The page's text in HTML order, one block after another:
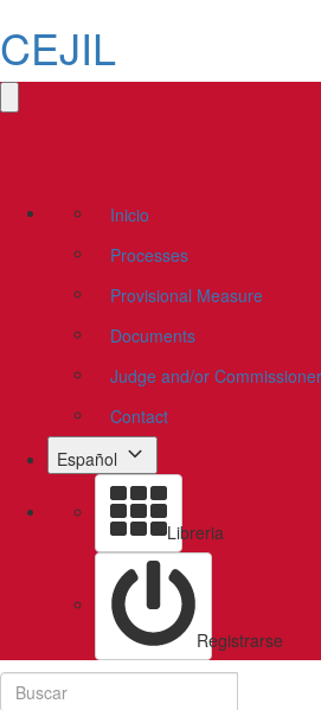
CEJIL
Inicio
Processes
Provisional Measure
Documents
Judge and/or
Contact
Español
Libreria
Registrarse